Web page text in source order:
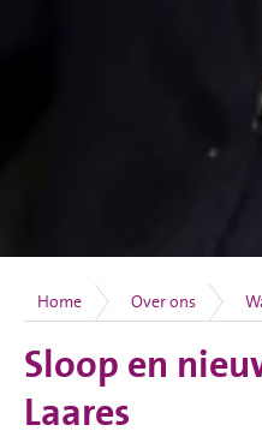
Home Over ons
Sloop en
Laares